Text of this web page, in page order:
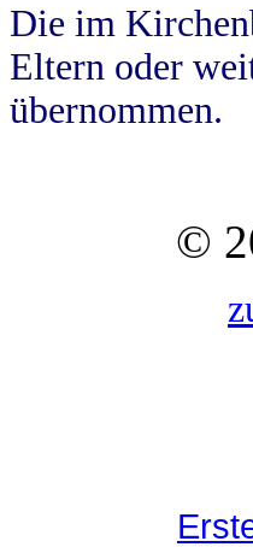
Die im
Eltern oder
übernommen.
©